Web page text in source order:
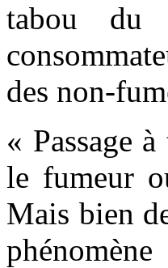
tabou du
des non-
« Passage
le fumeur
Mais bien